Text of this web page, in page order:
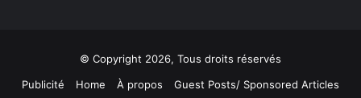
© Copyright 2026, Tous droits réservés
Publicité
Home À propos Guest Posts/ Sponsored Articles